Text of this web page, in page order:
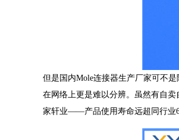
但是国内Mole连接器生产厂家可不
在网络上更是难以分辨。虽然有自
家轩业——产品使用寿命远超同行业